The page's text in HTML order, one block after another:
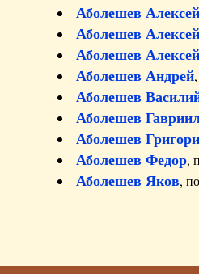
Аболешев Алексей
Аболешев
Аболешев
Аболешев Андрей
Аболешев
Аболешев
Аболешев
Аболешев Федор,
Аболешев Яков,